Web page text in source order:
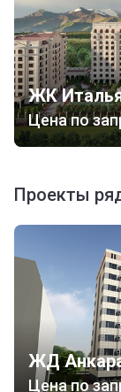
Внешняя
Рядом с
магазинов.
вашем
район не
жизни.
Жилой
совокупность
подъездом.
классическом
прямых
стильно.
Территория
На
ЖК
Цена по
Проекты
ЖД
Цена по